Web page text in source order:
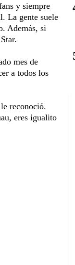
y siempre
La gente suele
Además, si
mes de
a todos los
reconoció.
eres igualito